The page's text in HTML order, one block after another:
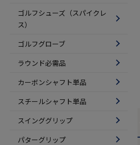
ゴルフシューズ（スパイクレ
ス）
ゴルフグローブ
ラウンド必需品
カーボンシャフト単品
スチールシャフト単品
スインググリップ
パターグリップ